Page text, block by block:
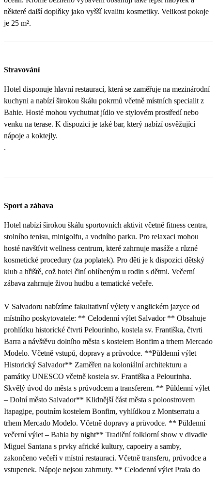
některé další doplňky jako vyšší kvalitu kosmetiky. Velikost pokoje
je 25 m² ​.
Stravování
Hotel disponuje hlavní restaurací, která se zaměřuje na mezinárodní
kuchyni a nabízí širokou škálu pokrmů včetně místních specialit z
Bahie. Hosté mohou vychutnat jídlo ve stylovém prostředí nebo
venku na terase. K dispozici je také bar, který nabízí osvěžující
nápoje a koktejly.
​.
Sport a zábava
Hotel nabízí širokou škálu sportovních aktivit včetně fitness centra,
stolního tenisu, minigolfu, a vodního parku. Pro relaxaci mohou
hosté navštívit wellness centrum, které zahrnuje masáže a různé
kosmetické procedury (za poplatek). Pro děti je k dispozici dětský
klub a hřiště, což hotel činí oblíbeným u rodin s dětmi. Večerní
zábava zahrnuje živou hudbu a tematické večeře.
V Salvadoru nabízíme fakultativní výlety v anglickém jazyce od
místního poskytovatele: ** Celodenní výlet Salvador ** Obsahuje
prohlídku historické čtvrti Pelourinho, kostela sv. Františka, čtvrti
Barra a návštěvu dolního města s kostelem Bonfim a trhem Mercado
Modelo. Včetně vstupů, dopravy a průvodce. **Půldenní výlet –
Historický Salvador** Zaměřen na koloniální architekturu a
památky UNESCO včetně kostela sv. Františka a Pelourinha.
Skvělý úvod do města s průvodcem a transferem. ** Půldenní výlet
– Dolní město Salvador** Klidnější část města s poloostrovem
Itapagipe, poutním kostelem Bonfim, vyhlídkou z Montserratu a
trhem Mercado Modelo. Včetně dopravy a průvodce. ** Půldenní
večerní výlet – Bahia by night** Tradiční folklorní show v divadle
Miguel Santana s prvky africké kultury, capoeiry a samby,
zakončeno večeří v místní restauraci. Včetně transferu, průvodce a
vstupenek. Nápoje nejsou zahrnuty. ** Celodenní výlet Praia do